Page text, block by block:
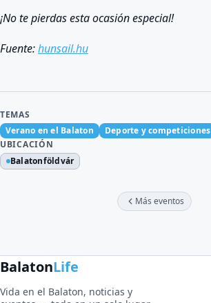
¡No te pierdas esta ocasión especial!
Fuente:hunsail.hu
TEMAS
Verano en el Balaton
Deporte y competiciones
UBICACIÓN
Balatonföldvár
Más eventos
BalatonLife
Vida en el Balaton, noticias y